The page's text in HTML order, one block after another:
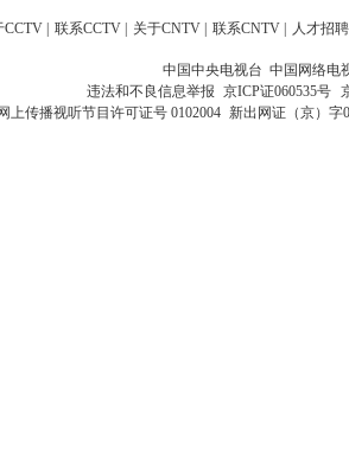
CCTV 联系CCTV 关于CNTV 联系CNTV 人才招聘
中国中央电视台 中国网络电
违法和不良信息举报 京ICP证060535号
网上传播视听节目许可证号 0102004 新出网证（京）